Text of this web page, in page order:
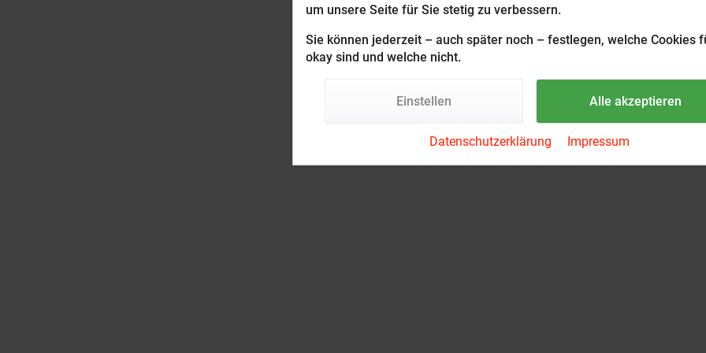
um unsere Seite für Sie stetig zu verbessern.
Sie können jederzeit – auch später noch – festlegen, welche Cookies
okay sind und welche nicht.
Einstellen Alle akzeptieren
Datenschutzerklärung Impressum